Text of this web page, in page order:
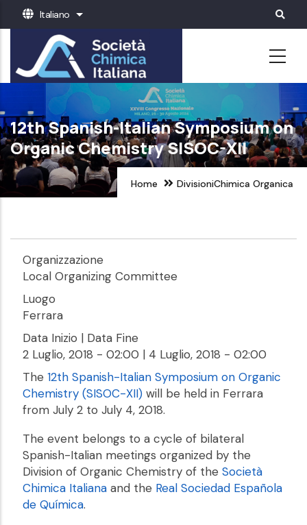
Salta
contenuto
principale
Italiano Mostra ulteriori azioni
12th Spanish-Italian Symposium on
Organic Chemistry SISOC-XII
Home DivisioniChimica Organica
Organizzazione
Local Organizing Committee
Luogo
Ferrara
Data Inizio | Data Fine
2 Luglio, 2018 - 02:00 | 4 Luglio, 2018 - 02:00
The 12th Spanish-Italian Symposium on Organic
Chemistry (SISOC-XII) will be held in Ferrara
from July 2 to July 4, 2018.
The event belongs to a cycle of bilateral
Spanish-Italian meetings organized by the
Division of Organic Chemistry of the Società
Chimica Italiana and the Real Sociedad Española
de Química.